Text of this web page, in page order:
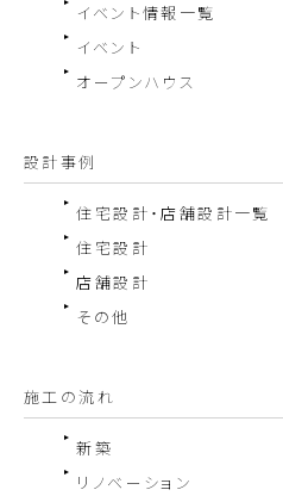
イベント情報一覧
イベント
オープンハウス
設計事例
住宅設計・店舗設計一覧
住宅設計
店舗設計
その他
施工の流れ
新築
リノベーション